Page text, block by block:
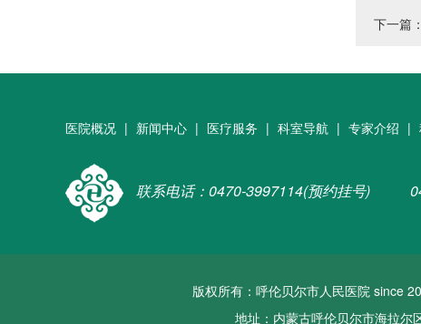
下一篇
医院概况 | 新闻中心 | 医疗服务 | 科室导航 | 专家介绍 |
联系电话：0470-3997114(预约挂号)
版权所有：呼伦贝尔市人民医院 since
地址：内蒙古呼伦贝尔市海拉尔